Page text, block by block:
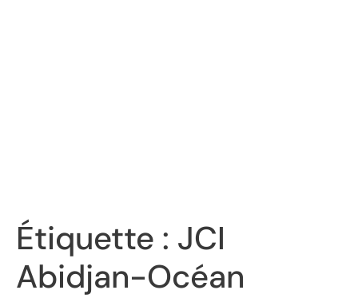
Étiquette : JCI
Abidjan-Océan